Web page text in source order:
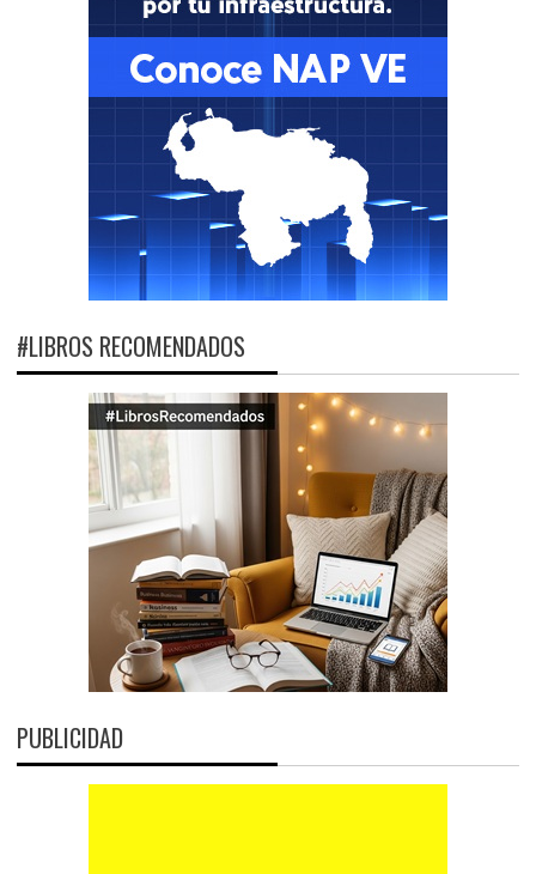
#LIBROS RECOMENDADOS
PUBLICIDAD